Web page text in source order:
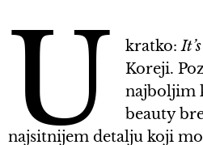
U kratko:
Koreji.
najboljim
beauty
najsitnijem detalju koji